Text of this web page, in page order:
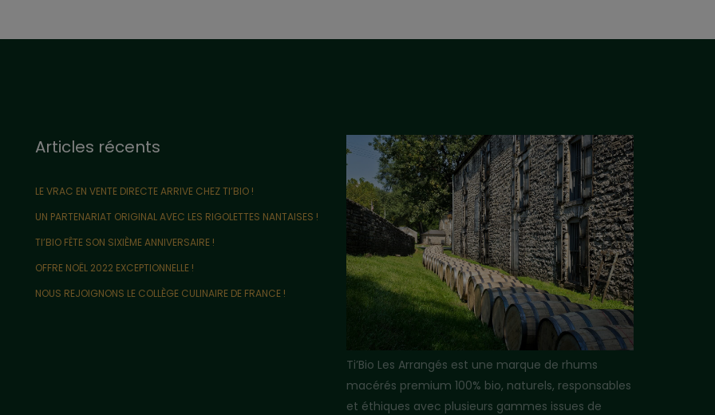
Articles récents
LE VRAC EN VENTE DIRECTE ARRIVE CHEZ TI’BIO !
UN PARTENARIAT ORIGINAL AVEC LES RIGOLETTES NANTAISES !
TI’BIO FÊTE SON SIXIÈME ANNIVERSAIRE !
OFFRE NOËL 2022 EXCEPTIONNELLE !
NOUS REJOIGNONS LE COLLÈGE CULINAIRE DE FRANCE !
Ti’Bio Les Arrangés est une marque de rhums
macérés premium 100% bio, naturels, responsables
et éthiques avec plusieurs gammes issues de